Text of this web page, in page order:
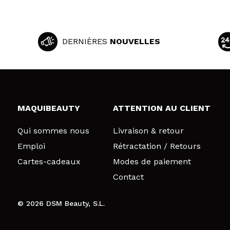
DERNIÈRES NOUVELLES
MAQUIBEAUTY
Qui sommes nous
Emploi
Cartes-cadeaux
ATTENTION AU CLIENT
Livraison & retour
Rétractation / Retours
Modes de paiement
Contact
© 2026 DSM Beauty, S.L.